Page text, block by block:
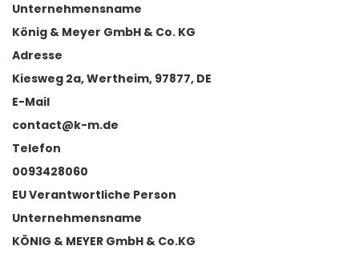
Unternehmensname
König & Meyer GmbH & Co. KG
Adresse
Kiesweg 2a, Wertheim, 97877, DE
E-Mail
contact@k-m.de
Telefon
0093428060
EU Verantwortliche Person
Unternehmensname
KÖNIG & MEYER GmbH & Co.KG